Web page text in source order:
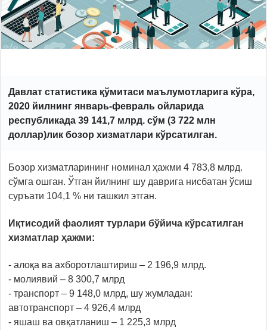
Давлат статистика қўмитаси маълумотларига кўра,
2020 йилнинг январь-февраль ойларида
республикада 39 141,7 млрд. сўм (3 722 млн
доллар)лик бозор хизматлари кўрсатилган.
Бозор хизматларининг номинал ҳажми 4 783,8 млрд.
сўмга ошган. Ўтган йилнинг шу даврига нисбатан ўсиш
суръати 104,1 % ни ташкил этган.
Иқтисодий фаолият турлари бўйича кўрсатилган
хизматлар ҳажми:
- алоқа ва ахборотлаштириш – 2 196,9 млрд.
- молиявий – 8 300,7 млрд
- транспорт – 9 148,0 млрд, шу жумладан:
автотранспорт – 4 926,4 млрд
- яшаш ва овқатланиш – 1 225,3 млрд